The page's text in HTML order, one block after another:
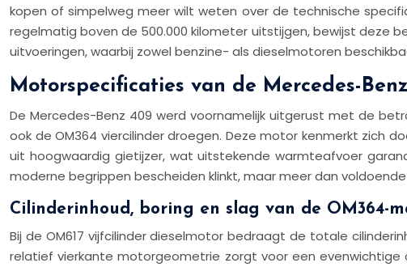
kopen of simpelweg meer wilt weten over de technische
regelmatig boven de 500.000 kilometer uitstijgen, bewijst deze
uitvoeringen, waarbij zowel benzine- als dieselmotoren
Motorspecificaties van de Mercedes-
De Mercedes-Benz 409 werd voornamelijk uitgerust met de
ook de OM364 viercilinder droegen. Deze motor kenmerkt zich
uit hoogwaardig gietijzer, wat uitstekende warmteafvoer
moderne begrippen bescheiden klinkt, maar meer dan
Cilinderinhoud, boring en slag van de OM364-
Bij de OM617 vijfcilinder dieselmotor bedraagt de totale
relatief vierkante motorgeometrie zorgt voor een evenwichtige